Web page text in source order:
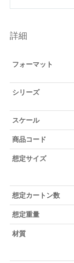
詳細
フォーマット
シリーズ
スケール
商品コード
想定サイズ
想定カートン数
想定重量
材質